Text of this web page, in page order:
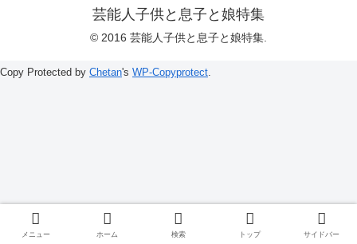
芸能人子供と息子と娘特集
© 2016 芸能人子供と息子と娘特集.
メニュー ホーム 検索 トップ サイドバー
Copy Protected by Chetan's WP-Copyprotect.